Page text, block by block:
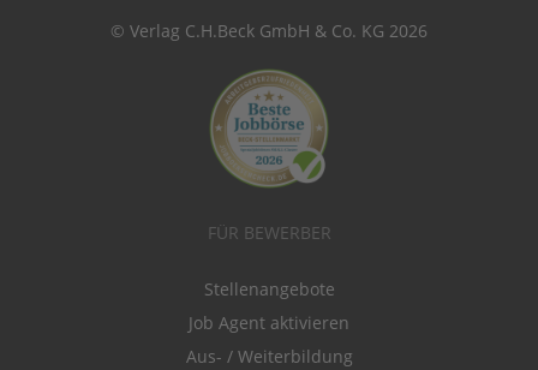
© Verlag C.H.Beck GmbH & Co. KG 2026
FÜR BEWERBER
Stellenangebote
Job Agent aktivieren
Aus- / Weiterbildung